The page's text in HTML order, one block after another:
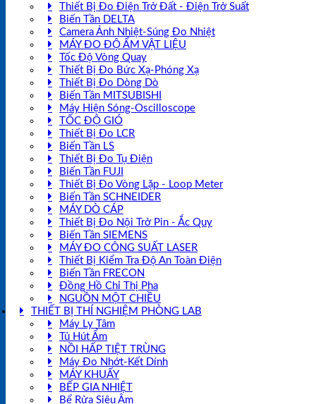
Thiết Bị Đo Điện Trở Đất - Điện Trở Suất
Biến Tần DELTA
Camera Ảnh Nhiệt-Súng Đo Nhiệt
MÁY ĐO ĐỘ ẨM VẬT LIỆU
Tốc Độ Vòng Quay
Thiết Bị Đo Bức Xạ-Phóng Xạ
Thiết Bị Đo Dòng Dò
Biến Tần MITSUBISHI
Máy Hiện Sóng-Oscilloscope
TỐC ĐỘ GIÓ
Thiết Bị Đo LCR
Biến Tần LS
Thiết Bị Đo Tụ Điện
Biến Tần FUJI
Thiết Bị Đo Vòng Lặp - Loop Meter
Biến Tần SCHNEIDER
MÁY DÒ CÁP
Thiết Bị Đo Nội Trở Pin - Ắc Quy
Biến Tần SIEMENS
MÁY ĐO CÔNG SUẤT LASER
Thiết Bị Kiểm Tra Độ An Toàn Điện
Biến Tần FRECON
Đồng Hồ Chỉ Thị Pha
NGUỒN MỘT CHIỀU
THIẾT BỊ THÍ NGHIỆM PHÒNG LAB
Máy Ly Tâm
Tủ Hút Ẩm
NỒI HẤP TIỆT TRÙNG
Máy Đo Nhớt-Kết Dính
MÁY KHUẤY
BẾP GIA NHIỆT
Bể Rửa Siêu Âm